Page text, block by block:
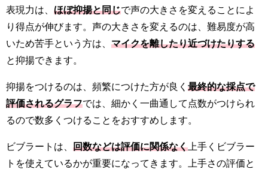
表現力は、 ほぼ抑揚と同じで声の大きさを変えることによ
り得点が伸びます。声の大きさを変えるのは、難易度が高
いため苦手という方は、 マイクを離したり近づけたりする
と抑揚できます。
抑揚をつけるのは、頻繁につけた方が良く 最終的な採点で
評価されるグラフでは、細かく一曲通して点数がつけられ
るので数多くつけることをおすすめします。
ビブラートは、 回数などは評価に関係なく 上手くビブラー
トを使えているかが重要になってきます。上手さの評価と